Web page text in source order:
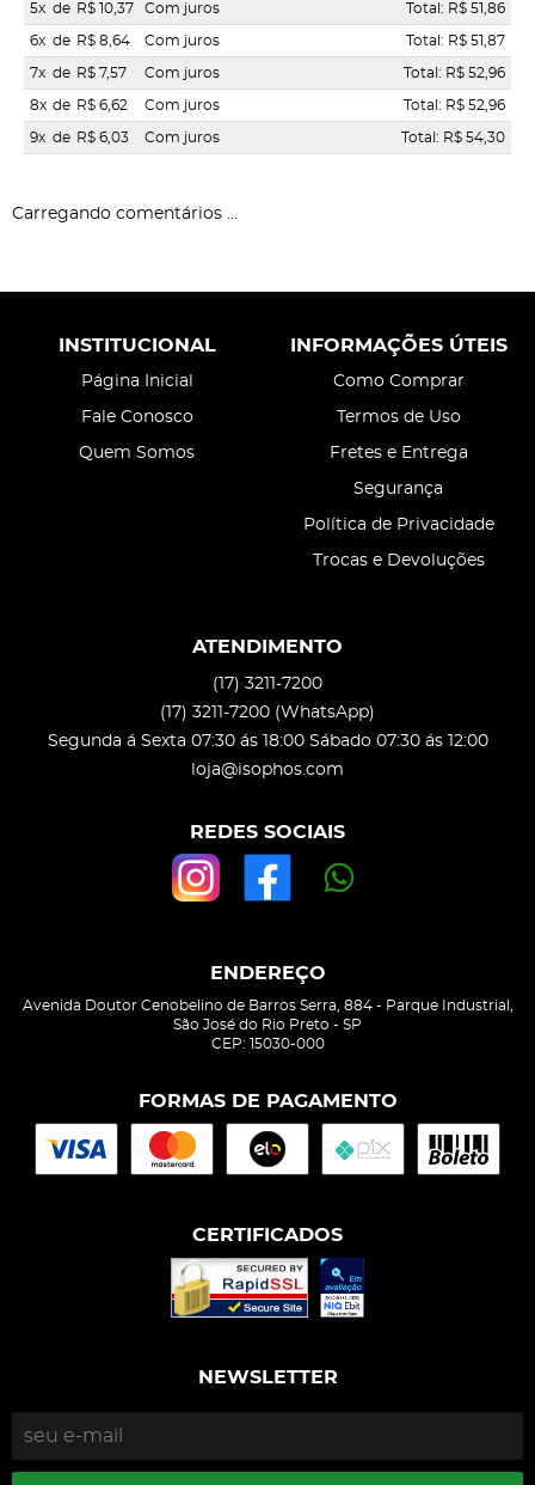
5x de R$ 10,37 Com juros Total: R$ 51,86
6x de R$ 8,64 Com juros Total: R$ 51,87
7x de R$ 7,57 Com juros Total: R$ 52,96
8x de R$ 6,62 Com juros Total: R$ 52,96
9x de R$ 6,03 Com juros Total: R$ 54,30
Carregando comentários ...
INSTITUCIONAL
Página Inicial
Fale Conosco
Quem Somos
INFORMAÇÕES ÚTEIS
Como Comprar
Termos de Uso
Fretes e Entrega
Segurança
Política de Privacidade
Trocas e Devoluções
ATENDIMENTO
(17) 3211-7200
(17) 3211-7200 (WhatsApp)
Segunda á Sexta 07:30 ás 18:00 Sábado 07:30 ás 12:00
loja@isophos.com
REDES SOCIAIS
ENDEREÇO
Avenida Doutor Cenobelino de Barros Serra, 884- Parque Industrial,
São José do Rio Preto - SP
CEP: 15030-000
FORMAS DE PAGAMENTO
CERTIFICADOS
NEWSLETTER